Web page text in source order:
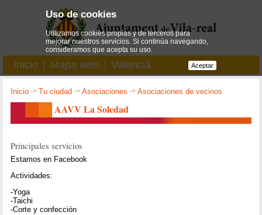
Inicio Mapa web Valencià
Inicio ->Tu ciudad ->Asociaciones ->Asociaciones de vecinos
AAVV La Soledad
Principales servicios
Estamos en Facebook
Actividades:
-Yoga
-Taichi
-Corte y confección
Uso de cookies
Utilizamos cookies propias y de terceros para
mejorar nuestros servicios. Si continúa navegando,
consideramos que acepta su uso.
Aceptar